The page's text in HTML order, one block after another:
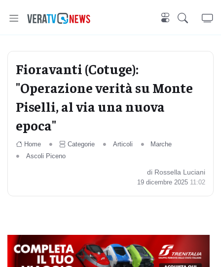
Fioravanti (Cotuge):
"Operazione verità su Monte
Piselli, al via una nuova
epoca"
Home Categorie Articoli
Marche
Ascoli Piceno
di Rossella Luciani
19 dicembre 2025 11:02